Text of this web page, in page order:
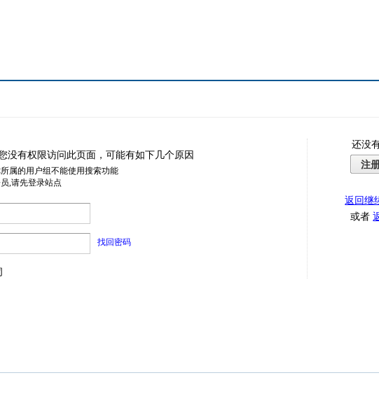
没有权限访问此页面，可能有如下几个原因
属的用户组不能使用搜索功能
,请先登录站点
找回密码
还没
注
返回继
或者